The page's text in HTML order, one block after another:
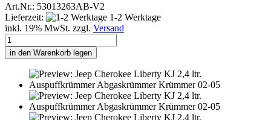
Art.Nr.: 53013263AB-V2
Lieferzeit:
1-2 Werktage
inkl. 19% MwSt. zzgl. Versand
in den Warenkorb legen